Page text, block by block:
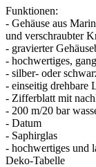
Funktionen:
- Gehäuse aus
und verschraubter
- gravierter
- hochwertiges,
- silber- oder
- einseitig drehbare
- Zifferblatt mit
- 200 m/20 bar
- Datum
- Saphirglas
- hochwertiges und
Deko-Tabelle